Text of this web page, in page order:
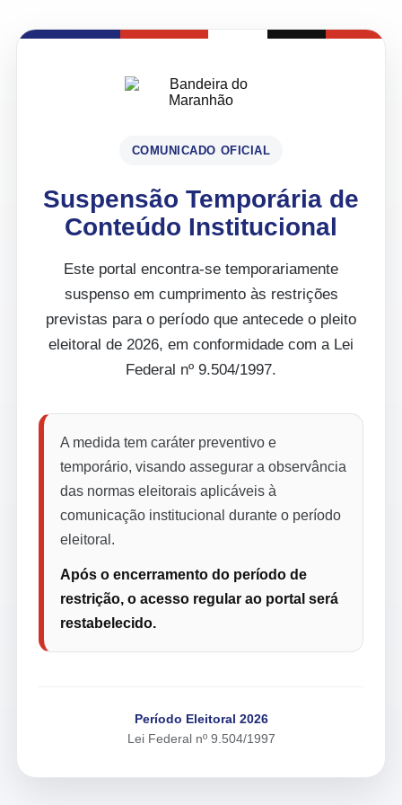
COMUNICADO OFICIAL
Suspensão Temporária de
Conteúdo Institucional
Este portal encontra-se temporariamente
suspenso em cumprimento às restrições
previstas para o período que antecede o pleito
eleitoral de 2026, em conformidade com a Lei
Federal nº 9.504/1997.
A medida tem caráter preventivo e
temporário, visando assegurar a observância
das normas eleitorais aplicáveis à
comunicação institucional durante o período
eleitoral.
Após o encerramento do período de
restrição, o acesso regular ao portal será
restabelecido.
Período Eleitoral 2026
Lei Federal nº 9.504/1997